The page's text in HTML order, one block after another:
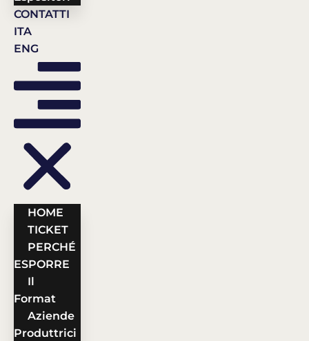
CONTATTI
ITA
ENG
HOME
TICKET
PERCHÉ
ESPORRE
Il
Format
Aziende
Produttrici